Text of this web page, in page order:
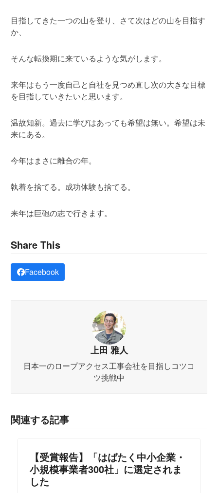
目指してきた一つの山を登り、さて次はどの山を目指す
か、
そんな転換期に来ているような気がします。
来年はもう一度自己と自社を見つめ直し次の大きな目標
を目指していきたいと思います。
温故知新。過去に学びはあっても希望は無い。希望は未
来にある。
今年はまさに離合の年。
執着を捨てる。成功体験も捨てる。
来年は巨砲の志で行きます。
Share This
Facebook
上田 雅人
日本一のロープアクセス工事会社を目指しコツコ
ツ挑戦中
関連する記事
【受賞報告】「はばたく中小企業・
小規模事業者300社」に選定されま
した